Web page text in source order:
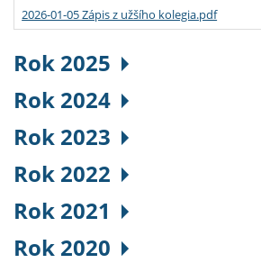
2026-01-05 Zápis z užšího kolegia.pdf
Rok 2025
Rok 2024
Rok 2023
Rok 2022
Rok 2021
Rok 2020